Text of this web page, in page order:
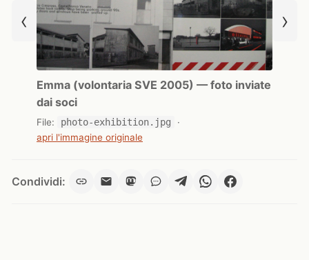
‹
Emma (volontaria SVE 2005) — foto inviate
dai soci
File: photo-exhibition.jpg
·
apri l'immagine originale
›
Condividi: